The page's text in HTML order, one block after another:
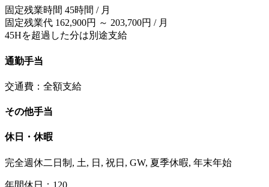
固定残業時間 45時間 / 月
固定残業代 162,900円 ～ 203,700円 / 月
45Hを超過した分は別途支給
通勤手当
交通費：全額支給
その他手当
休日・休暇
完全週休二日制, 土, 日, 祝日, GW, 夏季休暇, 年末年始
年間休日：120